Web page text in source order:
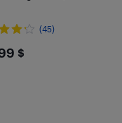
(45)
$